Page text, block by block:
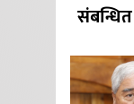
संबन्धित